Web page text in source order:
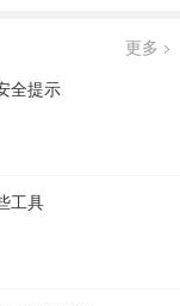
更多
全提示
工具